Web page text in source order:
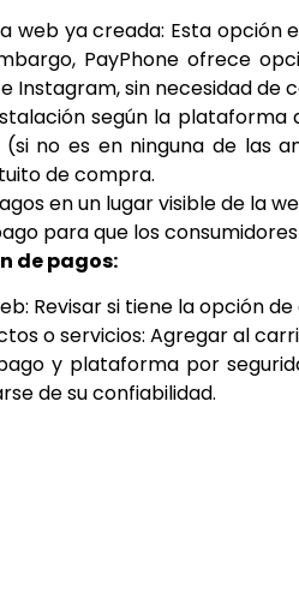
web ya creada: Esta opción
PayPhone ofrece
Instagram, sin necesidad de
según la plataforma
no es en ninguna de las
de compra.
en un lugar visible de la
para que los
de pagos:
Revisar si tiene la opción
o servicios: Agregar al
y plataforma por
de su confiabilidad.